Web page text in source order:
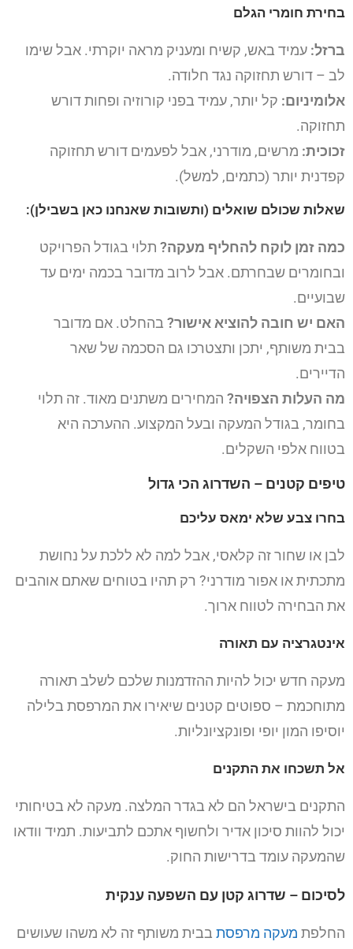
בחירת חומרי הגלם
ברזל: עמיד באש, קשיח ומעניק מראה יוקרתי. אבל שימו
לב – דורש תחזוקה נגד חלודה.
אלומיניום: קל יותר, עמיד בפני קורוזיה ופחות דורש
תחזוקה.
זכוכית: מרשים, מודרני, אבל לפעמים דורש תחזוקה
קפדנית יותר (כתמים, למשל).
שאלות שכולם שואלים (ותשובות שאנחנו כאן בשבילן):
כמה זמן לוקח להחליף מעקה? תלוי בגודל הפרויקט
ובחומרים שבחרתם. אבל לרוב מדובר בכמה ימים עד
שבועיים.
האם יש חובה להוציא אישור? בהחלט. אם מדובר
בבית משותף, יתכן ותצטרכו גם הסכמה של שאר
הדיירים.
מה העלות הצפויה? המחירים משתנים מאוד. זה תלוי
בחומר, בגודל המעקה ובעל המקצוע. ההערכה היא
בטווח אלפי השקלים.
טיפים קטנים – השדרוג הכי גדול
בחרו צבע שלא ימאס עליכם
לבן או שחור זה קלאסי, אבל למה לא ללכת על נחושת
מתכתית או אפור מודרני? רק תהיו בטוחים שאתם אוהבים
את הבחירה לטווח ארוך.
אינטגרציה עם תאורה
מעקה חדש יכול להיות ההזדמנות שלכם לשלב תאורה
מתוחכמת – ספוטים קטנים שיאירו את המרפסת בלילה
יוסיפו המון יופי ופונקציונליות.
אל תשכחו את התקנים
התקנים בישראל הם לא בגדר המלצה. מעקה לא בטיחותי
יכול להוות סיכון אדיר ולחשוף אתכם לתביעות. תמיד וודאו
שהמעקה עומד בדרישות החוק.
לסיכום – שדרוג קטן עם השפעה ענקית
החלפת מעקה מרפסת בבית משותף זה לא משהו שעושים